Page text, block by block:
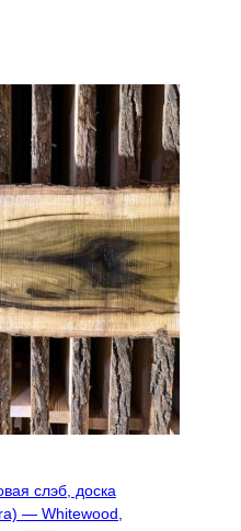
слэб, доска
— Whitewood,